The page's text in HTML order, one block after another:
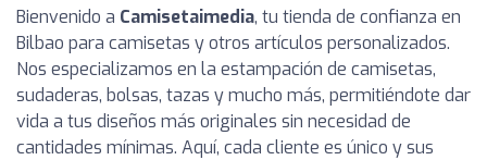
Bienvenido a Camisetaimedia, tu tienda de confianza en
Bilbao para camisetas y otros artículos personalizados.
Nos especializamos en la estampación de camisetas,
sudaderas, bolsas, tazas y mucho más, permitiéndote dar
vida a tus diseños más originales sin necesidad de
cantidades mínimas. Aquí, cada cliente es único y sus